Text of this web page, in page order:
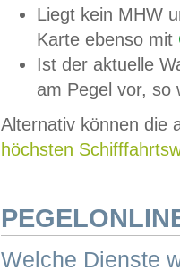
Liegt kein MHW
Karte ebenso mit
Ist der aktuelle
am Pegel vor,
Alternativ können die
höchsten
Welche Dienste